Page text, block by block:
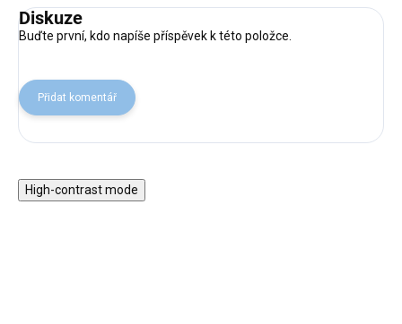
Diskuze
Buďte první, kdo napíše příspěvek k této položce.
Přidat komentář
High-contrast mode